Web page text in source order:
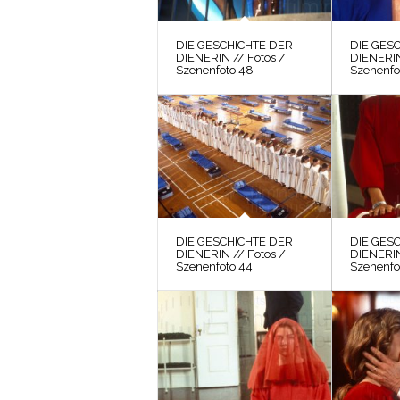
DIE GESCHICHTE DER
DIENERIN // Fotos /
Szenenfoto 48
DIE
DIE GESCHICHTE DER
DIENERIN // Fotos /
Szenenfoto 44
DIE